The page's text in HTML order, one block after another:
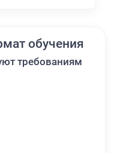
обучения
требованиям